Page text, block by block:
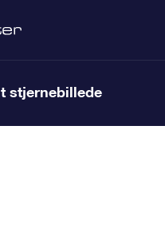
stjernebillede